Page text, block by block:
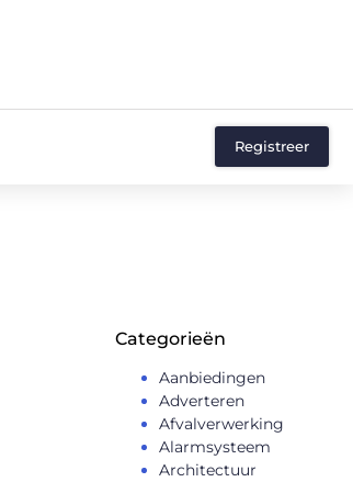
Registreer
Categorieën
Aanbiedingen
Adverteren
Afvalverwerking
Alarmsysteem
Architectuur